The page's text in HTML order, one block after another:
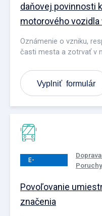
daňovej povinnosti
motorového
Oznámenie o vzniku,
časti mesta a zotrvať v
Vyplniť formulár
E-
Povoľovanie
značenia